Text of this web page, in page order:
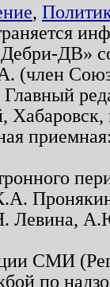
,
ДВ»
(член
Главный
К.А.
Левина,
СМИ
по